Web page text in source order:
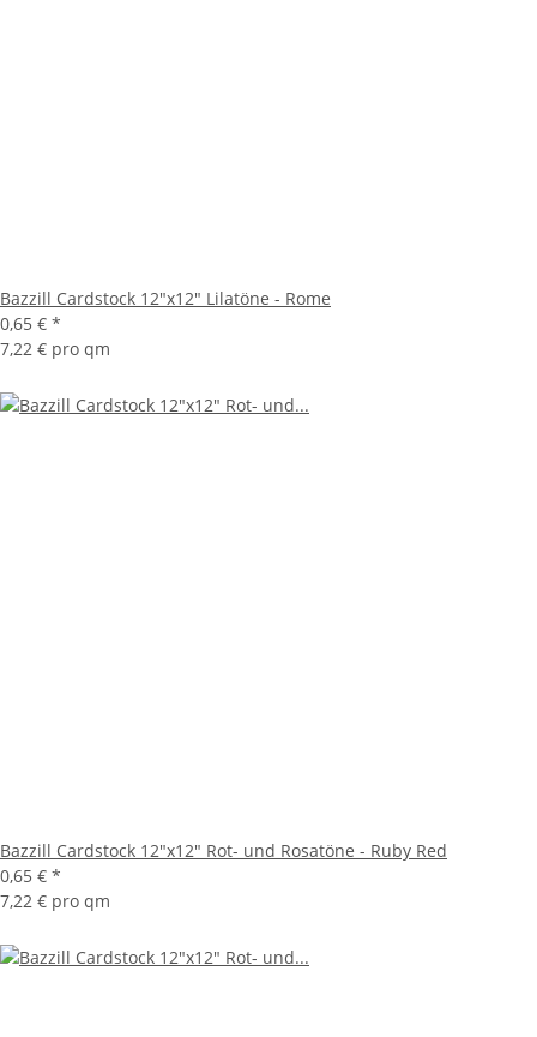
Bazzill Cardstock 12"x12" Lilatöne - Rome
0,65 € *
7,22 € pro qm
Bazzill Cardstock 12"x12" Rot- und Rosatöne - Ruby Red
0,65 € *
7,22 € pro qm